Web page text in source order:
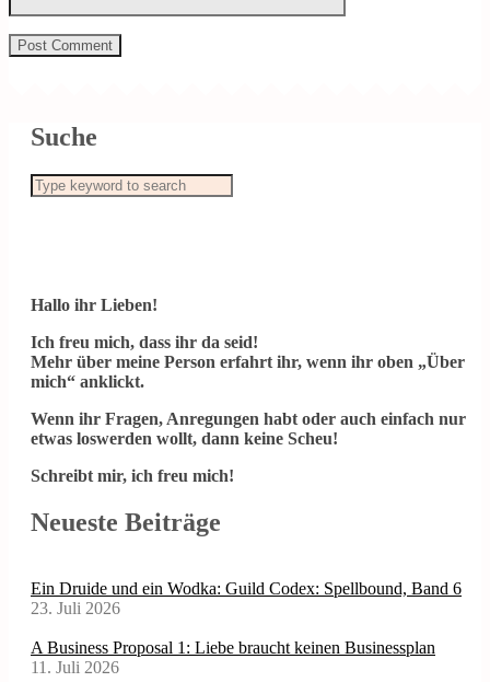
Suche
Hallo ihr Lieben!
Ich freu mich, dass ihr da seid!
Mehr über meine Person erfahrt ihr, wenn ihr oben „Über
mich“ anklickt.
Wenn ihr Fragen, Anregungen habt oder auch einfach nur
etwas loswerden wollt, dann keine Scheu!
Schreibt mir, ich freu mich!
Neueste Beiträge
Ein Druide und ein Wodka: Guild Codex: Spellbound, Band 6
23. Juli 2026
A Business Proposal 1: Liebe braucht keinen Businessplan
11. Juli 2026